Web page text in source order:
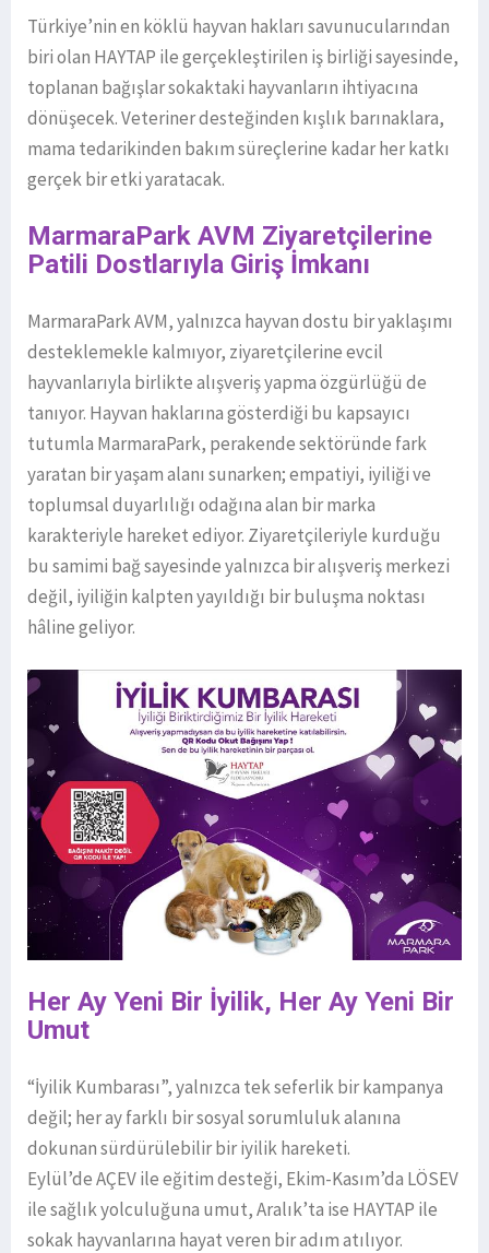
Türkiye’nin en köklü hayvan hakları savunucularından
biri olan HAYTAP ile gerçekleştirilen iş birliği sayesinde,
toplanan bağışlar sokaktaki hayvanların ihtiyacına
dönüşecek. Veteriner desteğinden kışlık barınaklara,
mama tedarikinden bakım süreçlerine kadar her katkı
gerçek bir etki yaratacak.
MarmaraPark AVM Ziyaretçilerine
Patili Dostlarıyla Giriş İmkanı
MarmaraPark AVM, yalnızca hayvan dostu bir yaklaşımı
desteklemekle kalmıyor, ziyaretçilerine evcil
hayvanlarıyla birlikte alışveriş yapma özgürlüğü de
tanıyor. Hayvan haklarına gösterdiği bu kapsayıcı
tutumla MarmaraPark, perakende sektöründe fark
yaratan bir yaşam alanı sunarken; empatiyi, iyiliği ve
toplumsal duyarlılığı odağına alan bir marka
karakteriyle hareket ediyor. Ziyaretçileriyle kurduğu
bu samimi bağ sayesinde yalnızca bir alışveriş merkezi
değil, iyiliğin kalpten yayıldığı bir buluşma noktası
hâline geliyor.
Her Ay Yeni Bir İyilik, Her Ay Yeni Bir
Umut
“İyilik Kumbarası”, yalnızca tek seferlik bir kampanya
değil; her ay farklı bir sosyal sorumluluk alanına
dokunan sürdürülebilir bir iyilik hareketi.
Eylül’de AÇEV ile eğitim desteği, Ekim-Kasım’da LÖSEV
ile sağlık yolculuğuna umut, Aralık’ta ise HAYTAP ile
sokak hayvanlarına hayat veren bir adım atılıyor.